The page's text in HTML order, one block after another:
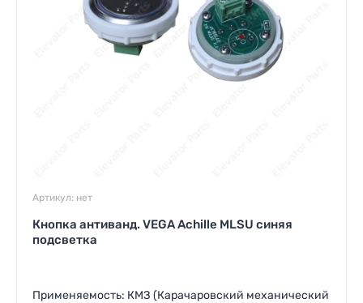
Артикул: нет
Кнопка антиванд. VEGA Achille MLSU синяя
подсветка
Применяемость: КМЗ (Карачаровский механический